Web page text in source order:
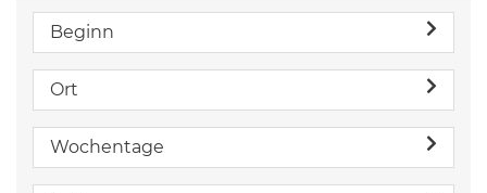
Beginn
Ort
Wochentage